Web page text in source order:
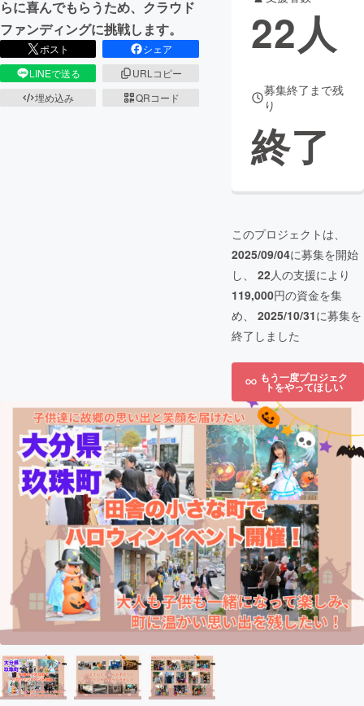
らに喜んでもらうため、クラウド
ファンディングに挑戦します。
ポスト
シェア
LINEで送る
URLコピー
埋め込み
QRコード
22人
募集終了まで残
り
終了
このプロジェクトは、
2025/09/04に募集を開始
し、 22人の支援により
119,000円の資金を集
め、 2025/10/31に募集を
終了しました
もう一度プロジェク
トをやってほしい